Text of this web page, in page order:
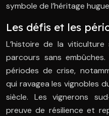
symbole de l’héritage
Les défis et les
L’histoire de la
parcours sans
périodes de crise,
qui ravagea les vignobles
siècle. Les vignerons
preuve de résilience et